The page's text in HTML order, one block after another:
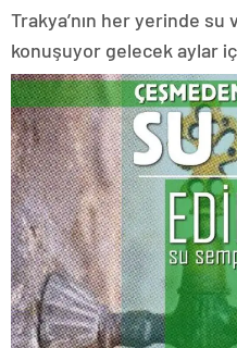
Trakya’nın her yerinde
konuşuyor gelecek aylar